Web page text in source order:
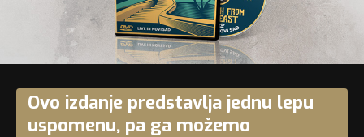
Ovo izdanje predstavlja jednu lepu
uspomenu, pa ga možemo